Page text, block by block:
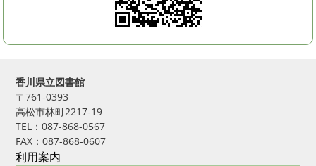
香川県立図書館
〒761-0393
高松市林町2217-19
TEL：087-868-0567
FAX：087-868-0607
利用案内